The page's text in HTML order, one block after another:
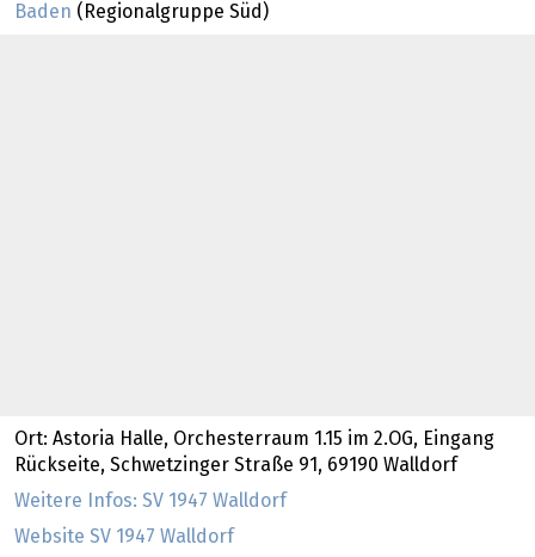
Baden (Regionalgruppe Süd)
Ort: Astoria Halle, Orchesterraum 1.15 im 2.OG, Eingang
Rückseite, Schwetzinger Straße 91, 69190 Walldorf
Weitere Infos: SV 1947 Walldorf
Website SV 1947 Walldorf